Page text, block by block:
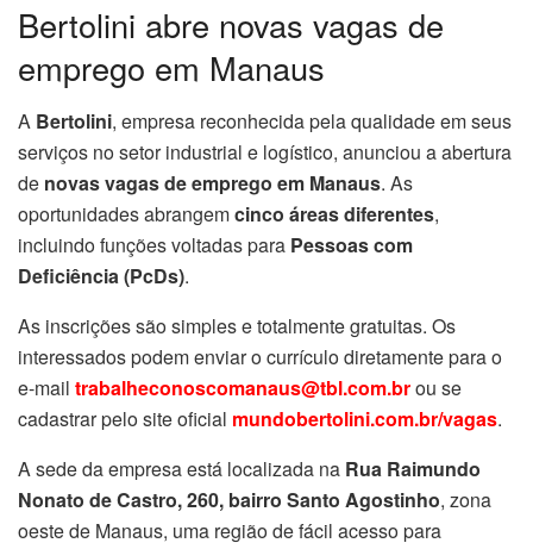
Bertolini abre novas vagas de
emprego em Manaus
A Bertolini, empresa reconhecida pela qualidade em seus
serviços no setor industrial e logístico, anunciou a abertura
de novas vagas de emprego em Manaus. As
oportunidades abrangemcinco áreas diferentes,
incluindo funções voltadas para Pessoas com
Deficiência (PcDs).
As inscrições são simples e totalmente gratuitas. Os
interessados podem enviar o currículo diretamente para o
e-mail trabalheconoscomanaus@tbl.com.brou se
cadastrar pelo site oficial mundobertolini.com.br/vagas.
A sede da empresa está localizada na Rua Raimundo
Nonato de Castro, 260, bairro Santo Agostinho, zona
oeste de Manaus, uma região de fácil acesso para